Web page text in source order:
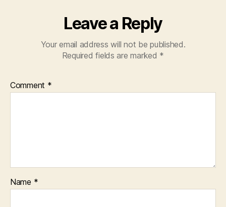
Leave a Reply
Your email address will not be published.
Required fields are marked *
Comment *
Name *